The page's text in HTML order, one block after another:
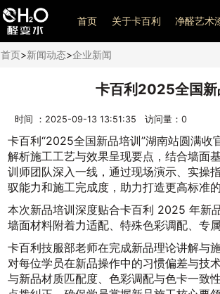
首页 关于卡百利 净醛艺术
首页>新闻动态>企业新闻
卡百利2025全国
时间 ：2025-09-13 13:51:35 访问量： 0
卡百利“2025全国新品培训”湖南站圆满
解析施工工艺与效果呈现要点，结合墙面
训师团队深入一线，通过现场演示、实操
驭能力和施工完成度，助力打造更高标准
本次新品培训深度贴合卡百利 2025 年新
墙面材料附着力适配、特殊色彩调配、专
卡百利技服部老师在完成新品理论讲解与
对每位学员在新品操作中的习惯偏差与技
与新品材质匹配度、色彩调配与色卡一致